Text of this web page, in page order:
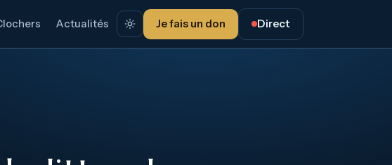
Actualités Je fais un don Direct